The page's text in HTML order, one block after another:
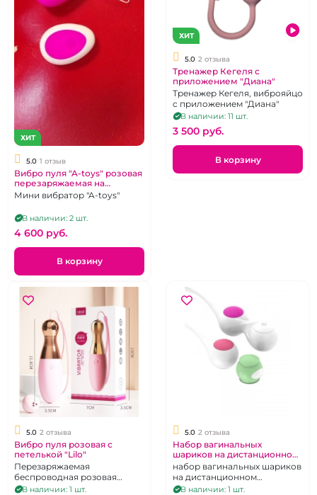
ХИТ
5.0 1 отзыв
Вибро пуля "A-toys" розовая
перезаряжаемая на
дистанционном управлении
Мини вибратор "A-toys"
В наличии: 2 шт.
4 600 pуб.
В корзину
ХИТ
5.0 2 отзыва
Тренажер Кегеля с
приложением "Диана"
Тренажер Кегеля, виброяйцо
с приложением "Диана"
В наличии: 11 шт.
3 500 pуб.
В корзину
5.0 2 отзыва
Вибро пуля розовая с
петелькой "Lilo"
Перезаряжаемая
беспроводная розовая
вибропуля с петелькой на
В наличии: 1 шт.
5.0 2 отзыва
Набор вагинальных
шариков на дистанционном
управлении
набор вагинальных шариков
на дистанционном
управлении
В наличии: 1 шт.